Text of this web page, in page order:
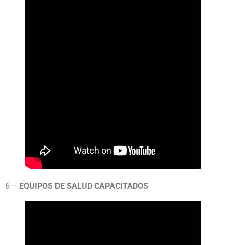
6 – EQUIPOS DE SALUD CAPACITADOS